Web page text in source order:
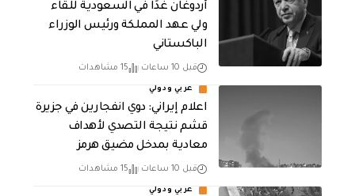
أردوغان غدًا في السعودية للقاء
ولي عهد المملكة ورئيس الوزراء
الباكستاني
قبل 10 ساعات 15 مشاهدات
عربي ودولي
اعلام إيراني: دوي انفجارين في جزيرة
قشم نتيجة التصدي لأهداف
معادية بمدخل مضيق هرمز
قبل 10 ساعات 15 مشاهدات
عربي ودولي